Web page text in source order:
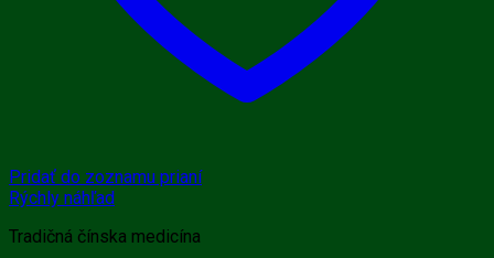
Pridať do zoznamu prianí
Rýchly náhľad
Tradičná čínska medicína